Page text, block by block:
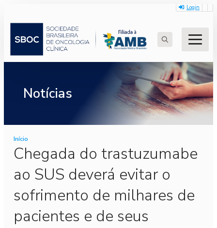
Login
for:
Notícias
Início
Chegada do trastuzumabe
ao SUS deverá evitar o
sofrimento de milhares de
pacientes e de seus